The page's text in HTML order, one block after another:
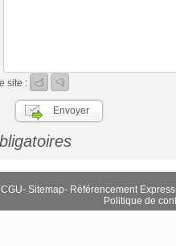
site :
CGU- Sitemap- Référencement Express
Politique de